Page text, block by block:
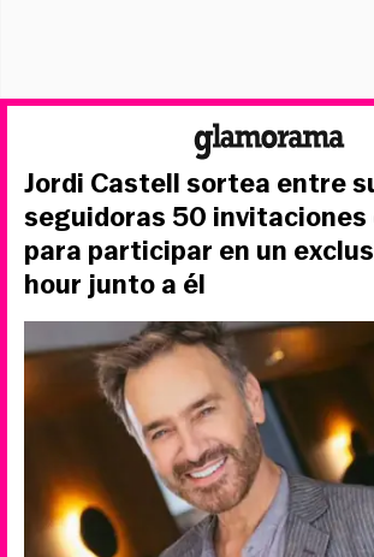
Jordi Castell sortea entre
seguidoras 50 invitaciones
para participar en un
hour junto a él